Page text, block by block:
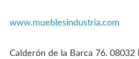
www.mueblesindustria.com
Calderón de la Barca 76. 08032